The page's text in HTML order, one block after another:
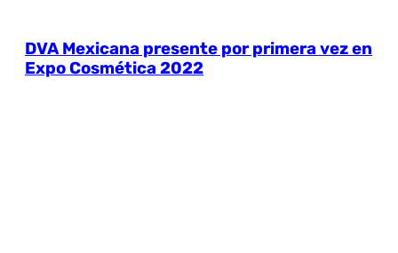
DVA Mexicana presente por primera vez en
Expo Cosmética 2022